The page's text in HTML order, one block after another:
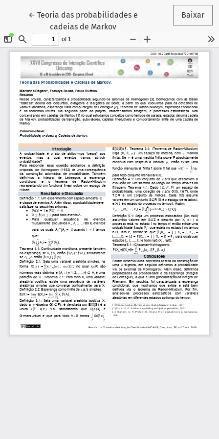
←Voltar aos Detalhes do Artigo
Teoria das probabilidades e
cadeias de Markov
Baixar